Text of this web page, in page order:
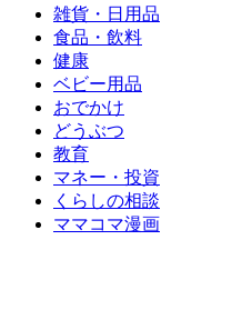
雑貨・日用品
食品・飲料
健康
ベビー用品
おでかけ
どうぶつ
教育
マネー・投資
くらしの相談
ママコマ漫画